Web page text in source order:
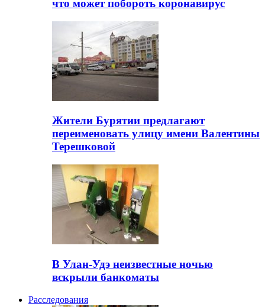
что может побороть коронавирус
Жители Бурятии предлагают
переименовать улицу имени Валентины
Терешковой
В Улан-Удэ неизвестные ночью
вскрыли банкоматы
Расследования